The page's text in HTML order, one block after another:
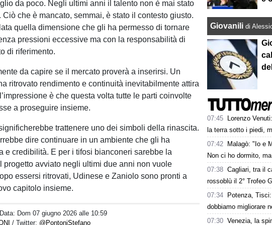
da poco. Negli ultimi anni il talento non è mai stato
che è mancato, semmai, è stato il contesto giusto.
quella dimensione che gli ha permesso di tornare
pressioni eccessive ma con la responsabilità di
di riferimento.
da capire se il mercato proverà a inserirsi. Un
ritrovato rendimento e continuità inevitabilmente attira
è che questa volta tutte le parti coinvolte
a proseguire insieme.
trattenere uno dei simboli della rinascita.
dire continuare in un ambiente che gli ha
e credibilità. E per i tifosi bianconeri sarebbe la
progetto avviato negli ultimi due anni non vuole
essersi ritrovati, Udinese e Zaniolo sono pronti a
capitolo insieme.
Dom 07 giugno 2026 alle 10:59
/ Twitter: @PontoniStefano
Giovanili di
07:45
Lorenzo
la terra sotto i piedi,
07:42
Malagò: "Io e
Non ci ho dormito,
07:38 Cagliari, tra il
rossoblù il 2° Trofeo
07:34
Potenza,
dobbiamo migliorare
07:30 Venezia, la